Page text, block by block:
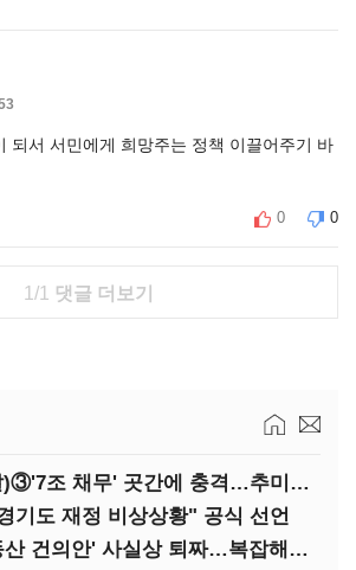
되서 서민에게 희망주는 정책 이끌어주기 바
0 0
1/1 댓글 더보기
(민선 9기 한달)③'7조 채무' 곳간에 충격…추미애, 20년만에 '비상재정' 선언 승부수
기도 재정 비상상황" 공식 선언
오세훈표 '부동산 건의안' 사실상 퇴짜…복잡해진 '재개발 31만호' 셈법